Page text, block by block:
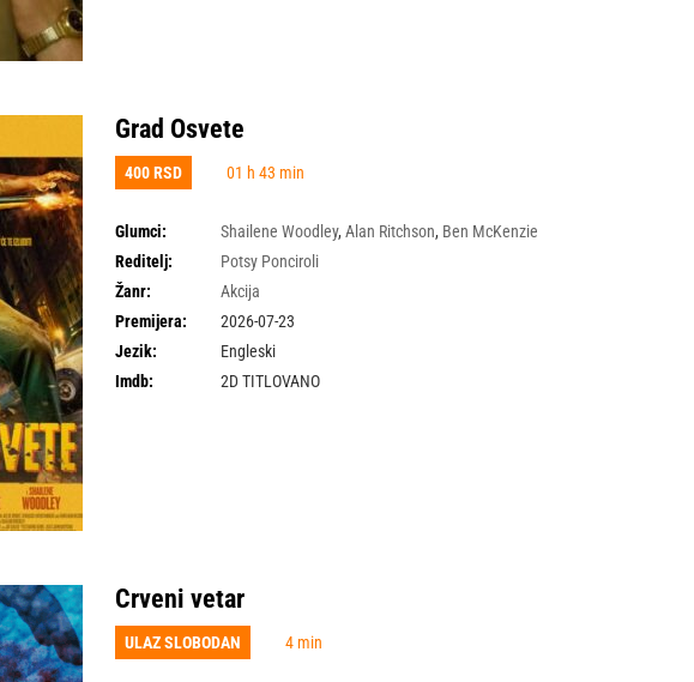
Grad Osvete
400 RSD 01 h 43 min
Glumci: Shailene Woodley, Alan Ritchson, Ben McKenzie
Reditelj:
Potsy Ponciroli
Žanr:
Akcija
Premijera:
2026-07-23
Jezik:
Engleski
Imdb:
2D TITLOVANO
Crveni vetar
ULAZ SLOBODAN 4 min